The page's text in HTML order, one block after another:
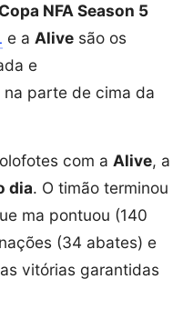
Copa NFA Season 5
e a Alive são os
e
parte de cima da
com a Alive, a
dia. O timão terminou
ma pontuou (140
(34 abates) e
vitórias garantidas